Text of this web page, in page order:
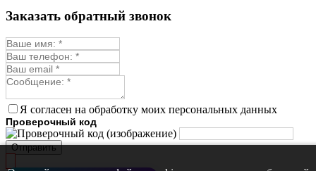
Репешок
Синюха
Смесь лекарственных
Стевия
Тимьян ползучий (чабрец)
Фенхель лекарственный
Цикорий лекарственный
Заказать обратный звонок
Я согласен на обработку моих персональных данных
Проверочный код
Отправить